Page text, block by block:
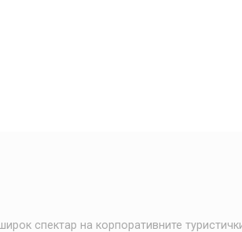
спектар на корпоративните